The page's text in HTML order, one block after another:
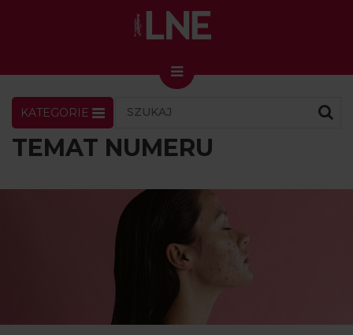
LNENEWS
Skin Master w Warszawie
49. edycja w Krakowie
VIDEO
PODCAST
MAGAZYN
O NAS
KATEGORIE
TEMAT NUMERU